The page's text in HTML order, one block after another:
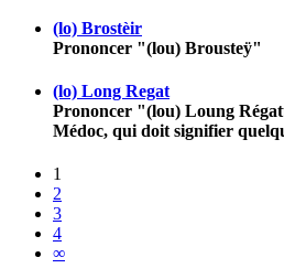
(lo) Brostèir
Prononcer "(lou) Brousteÿ"
(lo) Long Regat
Prononcer "(lou) Loung
Médoc, qui doit signifier
1
2
3
4
∞